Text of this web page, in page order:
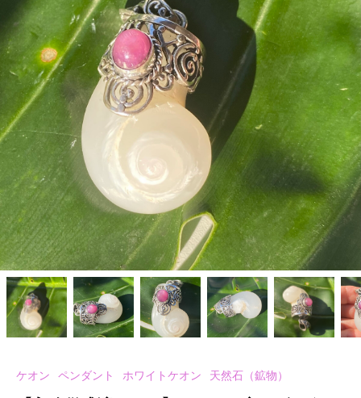
ケオン ペンダント ホワイトケオン 天然石（鉱物）